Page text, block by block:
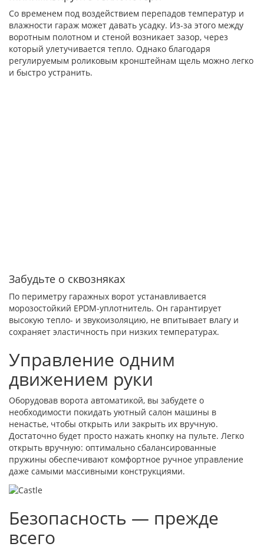
Со временем под воздействием перепадов температур и
влажности гараж может давать усадку. Из-за этого между
воротным полотном и стеной возникает зазор, через
который улетучивается тепло. Однако благодаря
регулируемым роликовым кронштейнам щель можно легко
и быстро устранить.
Забудьте о сквозняках
По периметру гаражных ворот устанавливается
морозостойкий EPDM-уплотнитель. Он гарантирует
высокую тепло- и звукоизоляцию, не впитывает влагу и
сохраняет эластичность при низких температурах.
Управление одним
движением руки
Оборудовав ворота автоматикой, вы забудете о
необходимости покидать уютный салон машины в
ненастье, чтобы открыть или закрыть их вручную.
Достаточно будет просто нажать кнопку на пульте. Легко
открыть вручную: оптимально сбалансированные
пружины обеспечивают комфортное ручное управление
даже самыми массивными конструкциями.
Безопасность — прежде
всего